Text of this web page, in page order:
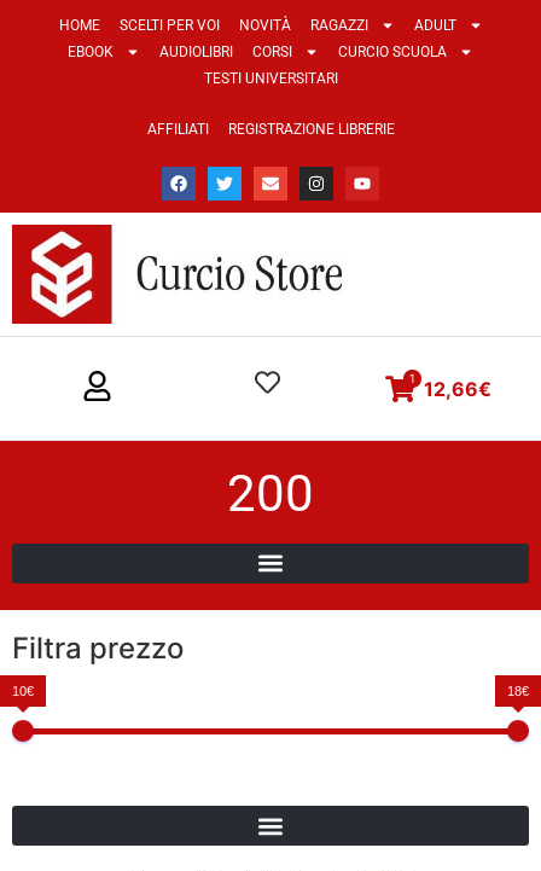
HOME SCELTI PER VOI NOVITÀ RAGAZZI
ADULT
EBOOK
AUDIOLIBRI CORSI
CURCIO SCUOLA
TESTI UNIVERSITARI
AFFILIATI REGISTRAZIONE LIBRERIE
12,66€
1
200
Filtra prezzo
10€ 18€